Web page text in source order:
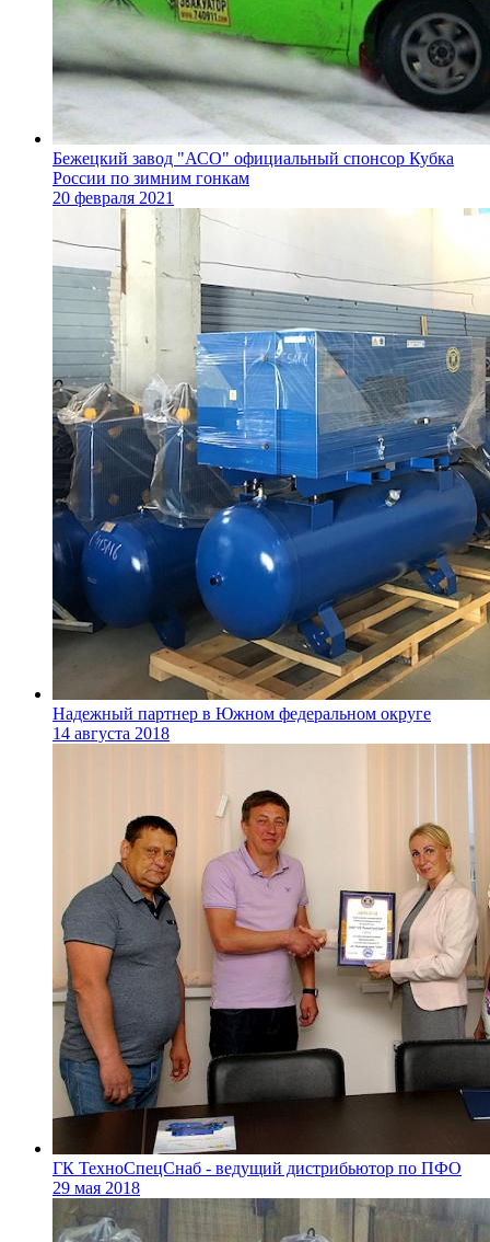
Бежецкий завод "АСО" официальный спонсор Кубка
России по зимним гонкам
20 февраля 2021
Надежный партнер в Южном федеральном округе
14 августа 2018
ГК ТехноСпецСнаб - ведущий дистрибьютор по ПФО
29 мая 2018